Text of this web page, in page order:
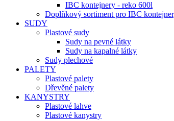
IBC kontejnery - reko 600l
Doplňkový sortiment pro IBC
SUDY
Plastové sudy
Sudy na pevné látky
Sudy na kapalné látky
Sudy plechové
PALETY
Plastové palety
Dřevěné palety
KANYSTRY
Plastové lahve
Plastové kanystry